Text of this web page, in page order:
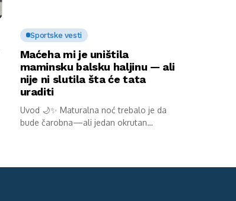
Sportske vesti
Maćeha mi je uništila
maminsku balsku haljinu — ali
nije ni slutila šta će tata
uraditi
Uvod 🌙✨ Maturalna noć trebalo je da
bude čarobna—ali jedan okrutan